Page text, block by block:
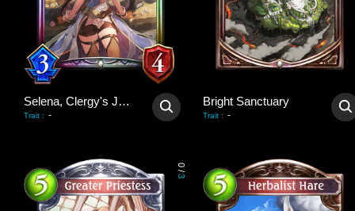
Selena, Clergy's Judgment
Trait : -
Bright Sanctuary
Trait : -
0
/
3